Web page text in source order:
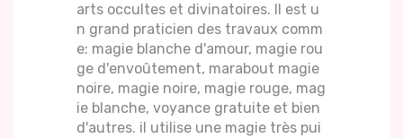
arts occultes et divinatoires. Il est u
n grand praticien des travaux comm
e: magie blanche d'amour, magie rou
ge d'envoûtement, marabout magie
noire, magie noire, magie rouge, mag
ie blanche, voyance gratuite et bien
d'autres. il utilise une magie très pui